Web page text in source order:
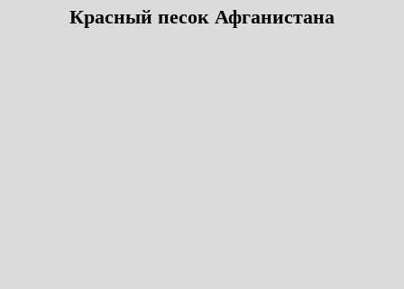
Красный песок Афганистана